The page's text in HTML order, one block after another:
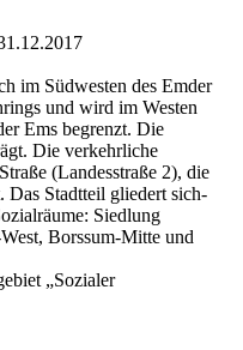
im Südwesten des Emder
und wird im Westen
Ems begrenzt. Die
Die verkehrliche
(Landesstraße 2), die
Das Stadtteil gliedert sich-
Siedlung
Borssum-Mitte und
„Sozialer